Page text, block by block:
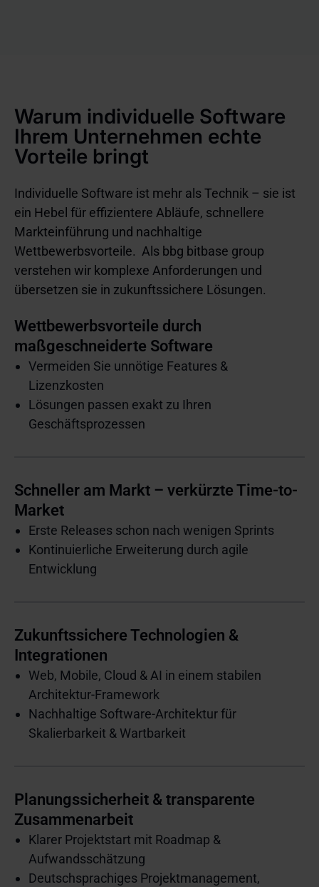
Warum individuelle Software
Ihrem Unternehmen echte
Vorteile bringt
Individuelle Software ist mehr als Technik – sie ist
ein Hebel für effizientere Abläufe, schnellere
Markteinführung und nachhaltige
Wettbewerbsvorteile. Als bbg bitbase group
verstehen wir komplexe Anforderungen und
übersetzen sie in zukunftssichere Lösungen.
Wettbewerbsvorteile durch
maßgeschneiderte Software
Vermeiden Sie unnötige Features &
Lizenzkosten
Lösungen passen exakt zu Ihren
Geschäftsprozessen
Schneller am Markt – verkürzte Time-to-
Market
Erste Releases schon nach wenigen Sprints
Kontinuierliche Erweiterung durch agile
Entwicklung
Zukunftssichere Technologien &
Integrationen
Web, Mobile, Cloud & AI in einem stabilen
Architektur-Framework
Nachhaltige Software-Architektur für
Skalierbarkeit & Wartbarkeit
Planungssicherheit & transparente
Zusammenarbeit
Klarer Projektstart mit Roadmap &
Aufwandsschätzung
Deutschsprachiges Projektmanagement,